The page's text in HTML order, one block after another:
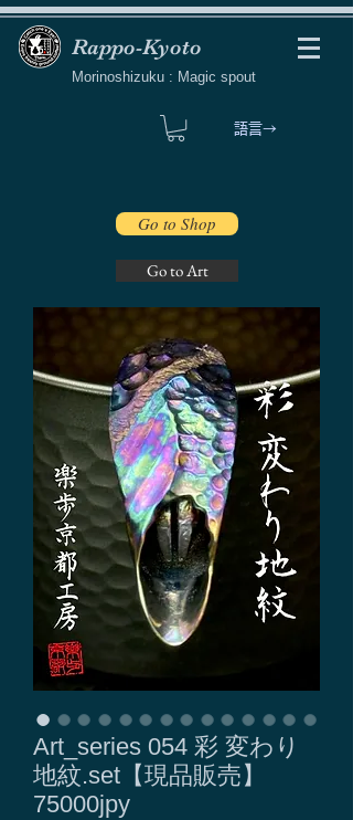
Rappo-Kyoto
Morinoshizuku : Magic spout
語言→
Go to Shop
Go to Art
Art_series 054 彩 変わり
地紋.set【現品販売】
75000jpy